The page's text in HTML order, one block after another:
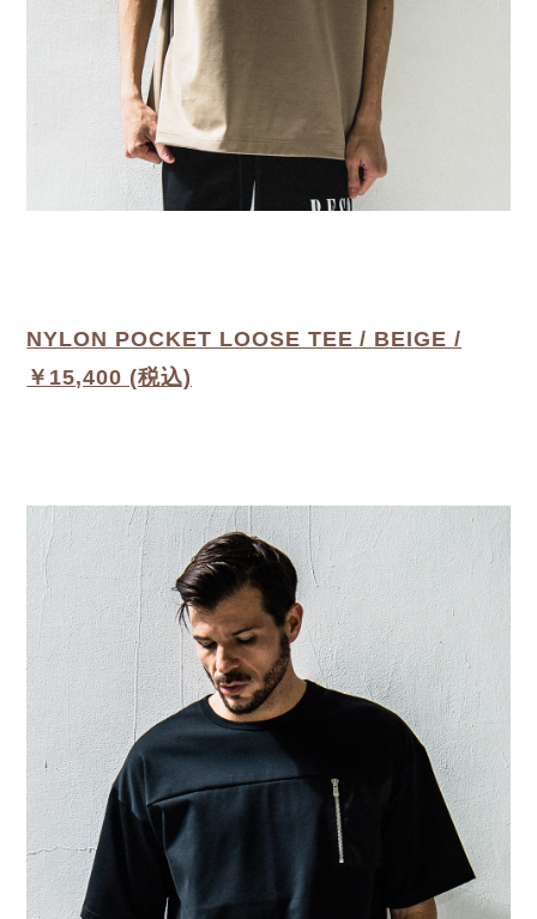
NYLON POCKET LOOSE TEE / BEIGE /
￥15,400 (税込)